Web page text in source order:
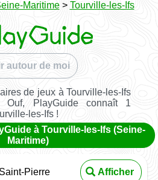
Maritime> Tourville-les-Ifs
autour de moi
de jeux à Tourville-les-Ifs
Ouf, PlayGuide connaît 1
les-Ifs !
à Tourville-les-Ifs (Seine-
Maritime)
Pierre Afficher